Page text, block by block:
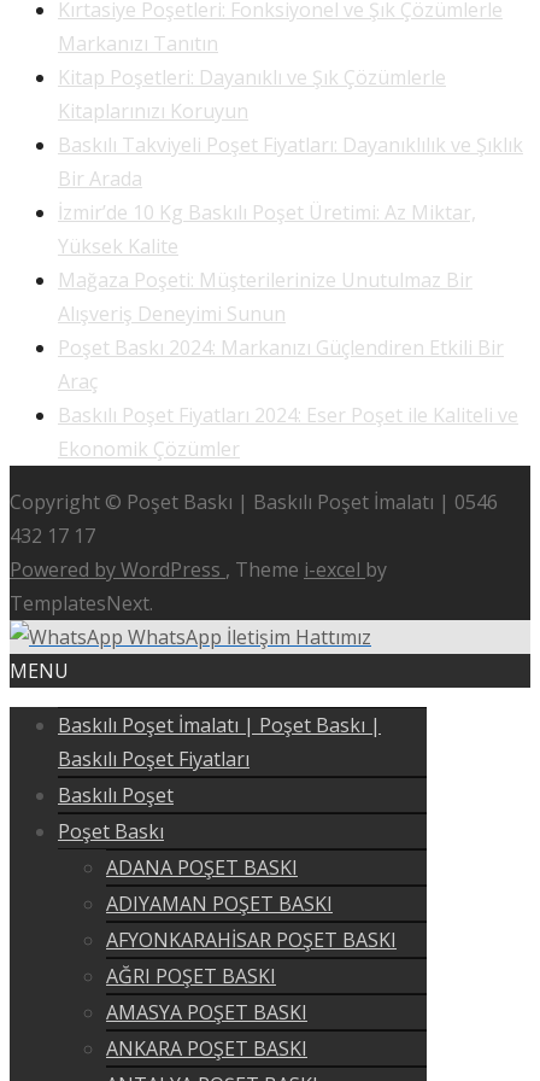
Kırtasiye Poşetleri: Fonksiyonel ve Şık Çözümlerle
Markanızı Tanıtın
Kitap Poşetleri: Dayanıklı ve Şık Çözümlerle
Kitaplarınızı Koruyun
Baskılı Takviyeli Poşet Fiyatları: Dayanıklılık ve Şıklık
Bir Arada
İzmir’de 10 Kg Baskılı Poşet Üretimi: Az Miktar,
Yüksek Kalite
Mağaza Poşeti: Müşterilerinize Unutulmaz Bir
Alışveriş Deneyimi Sunun
Poşet Baskı 2024: Markanızı Güçlendiren Etkili Bir
Araç
Baskılı Poşet Fiyatları 2024: Eser Poşet ile Kaliteli ve
Ekonomik Çözümler
Copyright © Poşet Baskı | Baskılı Poşet İmalatı | 0546
432 17 17
Powered by WordPress , Theme i-excel by
TemplatesNext.
WhatsApp İletişim Hattımız
MENU
Baskılı Poşet İmalatı | Poşet Baskı |
Baskılı Poşet Fiyatları
Baskılı Poşet
Poşet Baskı
ADANA POŞET BASKI
ADIYAMAN POŞET BASKI
AFYONKARAHİSAR POŞET BASKI
AĞRI POŞET BASKI
AMASYA POŞET BASKI
ANKARA POŞET BASKI